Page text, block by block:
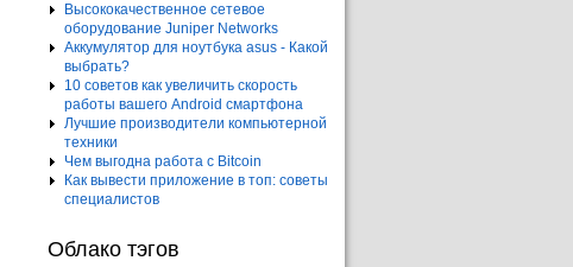
Высококачественное сетевое
оборудование Juniper Networks
Аккумулятор для ноутбука asus - Какой
выбрать?
10 советов как увеличить скорость
работы вашего Android смартфона
Лучшие производители компьютерной
техники
Чем выгодна работа с Bitcoin
Как вывести приложение в топ: советы
специалистов
Облако тэгов